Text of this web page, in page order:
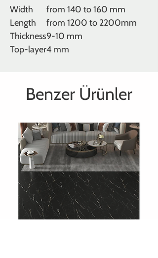
Width
from 140 to 160 mm
Length
from 1200 to 2200mm
Thickness9-10 mm
Top-layer4 mm
Benzer Ürünler